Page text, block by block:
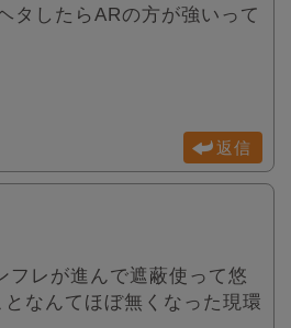
タしたらARの方が強いって
返信
フレが進んで遮蔽使って悠
なんてほぼ無くなった現環